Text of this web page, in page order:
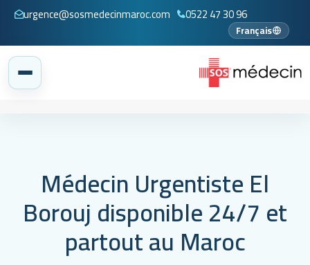
0522 47 30 96
urgence@sosmedecinmaroc.com
Français
Médecin Urgentiste El
Borouj disponible 24/7 et
partout au Maroc